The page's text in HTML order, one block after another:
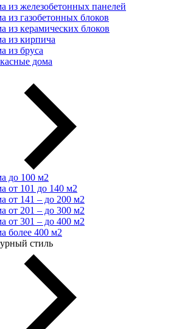
из железобетонных панелей
из газобетонных блоков
из керамических блоков
из кирпича
из бруса
дома
до 100 м2
от 101 до 140 м2
от 141 – до 200 м2
от 201 – до 300 м2
от 301 – до 400 м2
более 400 м2
стиль